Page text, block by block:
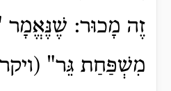
זֶה מָכוּר: שֶׁנֶּאֱמָר
מִשְׁפַּחַת גֵּר"